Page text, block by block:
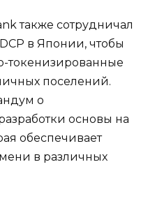
также сотрудничал
в Японии, чтобы
токенизированные
поселений.
о
основы на
обеспечивает
в различных